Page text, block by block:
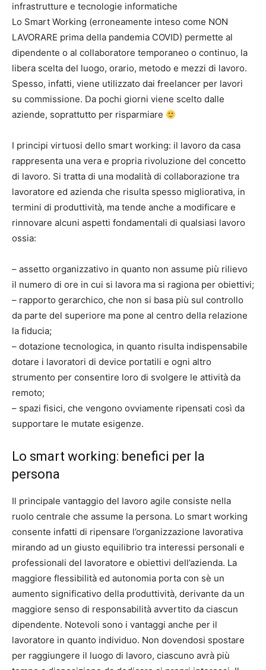
infrastrutture e tecnologie informatiche
Lo Smart Working (erroneamente inteso come NON
LAVORARE prima della pandemia COVID) permette al
dipendente o al collaboratore temporaneo o continuo, la
libera scelta del luogo, orario, metodo e mezzi di lavoro.
Spesso, infatti, viene utilizzato dai freelancer per lavori
su commissione. Da pochi giorni viene scelto dalle
aziende, soprattutto per risparmiare
I principi virtuosi dello smart working: il lavoro da casa
rappresenta una vera e propria rivoluzione del concetto
di lavoro. Si tratta di una modalità di collaborazione tra
lavoratore ed azienda che risulta spesso migliorativa, in
termini di produttività, ma tende anche a modificare e
rinnovare alcuni aspetti fondamentali di qualsiasi lavoro
ossia:
– assetto organizzativo in quanto non assume più rilievo
il numero di ore in cui si lavora ma si ragiona per obiettivi;
– rapporto gerarchico, che non si basa più sul controllo
da parte del superiore ma pone al centro della relazione
la fiducia;
– dotazione tecnologica, in quanto risulta indispensabile
dotare i lavoratori di device portatili e ogni altro
strumento per consentire loro di svolgere le attività da
remoto;
– spazi fisici, che vengono ovviamente ripensati così da
supportare le mutate esigenze.
Lo smart working: benefici per la
persona
Il principale vantaggio del lavoro agile consiste nella
ruolo centrale che assume la persona. Lo smart working
consente infatti di ripensare l’organizzazione lavorativa
mirando ad un giusto equilibrio tra interessi personali e
professionali del lavoratore e obiettivi dell’azienda. La
maggiore flessibilità ed autonomia porta con sè un
aumento significativo della produttività, derivante da un
maggiore senso di responsabilità avvertito da ciascun
dipendente. Notevoli sono i vantaggi anche per il
lavoratore in quanto individuo. Non dovendosi spostare
per raggiungere il luogo di lavoro, ciascuno avrà più